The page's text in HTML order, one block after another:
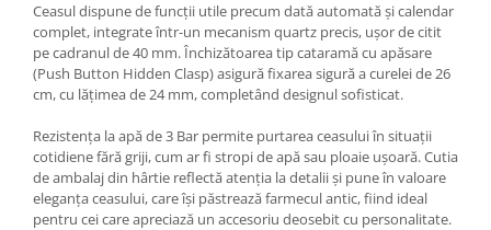
Ceasul dispune de funcții utile precum dată automată și calendar
complet, integrate într-un mecanism quartz precis, ușor de citit
pe cadranul de 40 mm. Închizătoarea tip cataramă cu apăsare
(Push Button Hidden Clasp) asigură fixarea sigură a curelei de 26
cm, cu lățimea de 24 mm, completând designul sofisticat.
Rezistența la apă de 3 Bar permite purtarea ceasului în situații
cotidiene fără griji, cum ar fi stropi de apă sau ploaie ușoară. Cutia
de ambalaj din hârtie reflectă atenția la detalii și pune în valoare
eleganța ceasului, care își păstrează farmecul antic, fiind ideal
pentru cei care apreciază un accesoriu deosebit cu personalitate.